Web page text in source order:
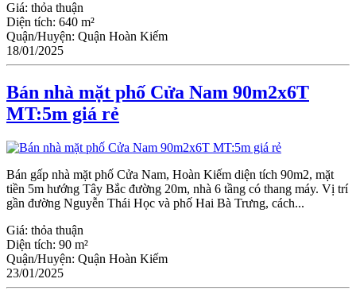
Giá: thỏa thuận
Diện tích: 640 m²
Quận/Huyện: Quận Hoàn Kiếm
18/01/2025
Bán nhà mặt phố Cửa Nam 90m2x6T
MT:5m giá rẻ
Bán gấp nhà mặt phố Cửa Nam, Hoàn Kiếm diện tích 90m2, mặt
tiền 5m hướng Tây Bắc đường 20m, nhà 6 tầng có thang máy. Vị trí
gần đường Nguyễn Thái Học và phố Hai Bà Trưng, cách...
Giá: thỏa thuận
Diện tích: 90 m²
Quận/Huyện: Quận Hoàn Kiếm
23/01/2025